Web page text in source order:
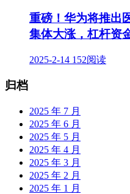
重磅！华为将推出
集体大涨，杠杆资
2025-2-14 152阅读
归档
2025 年 7 月
2025 年 6 月
2025 年 5 月
2025 年 4 月
2025 年 3 月
2025 年 2 月
2025 年 1 月